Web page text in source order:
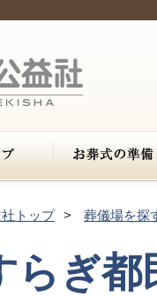
トップ 葬儀場を探
らぎ都